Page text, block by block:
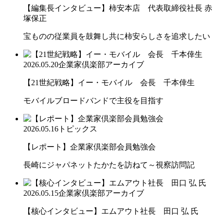
【編集長インタビュー】柿安本店 代表取締役社長 赤
塚保正
宝ものの従業員を鼓舞し共に柿安らしさを追求したい
2026.05.20企業家倶楽部アーカイブ
【21世紀戦略】イー・モバイル 会長 千本倖生
モバイルブロードバンドで主役を目指す
2026.05.16 トピックス
【レポート】企業家倶楽部会員勉強会
長崎にジャパネットたかたを訪ねて～視察訪問記
2026.05.15企業家倶楽部アーカイブ
【核心インタビュー】エムアウト社長 田口 弘 氏